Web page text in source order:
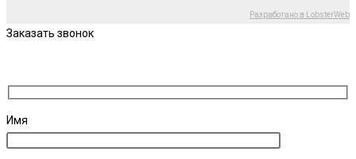
Разработано в LobsterWeb
Заказать звонок
Имя